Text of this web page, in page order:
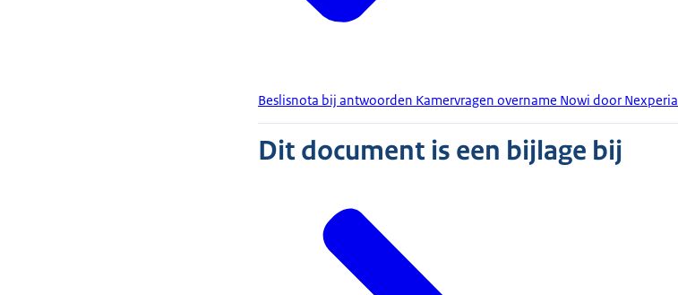
Beslisnota bij antwoorden Kamervragen overname Nowi door Nexperia
Dit document is een bijlage bij